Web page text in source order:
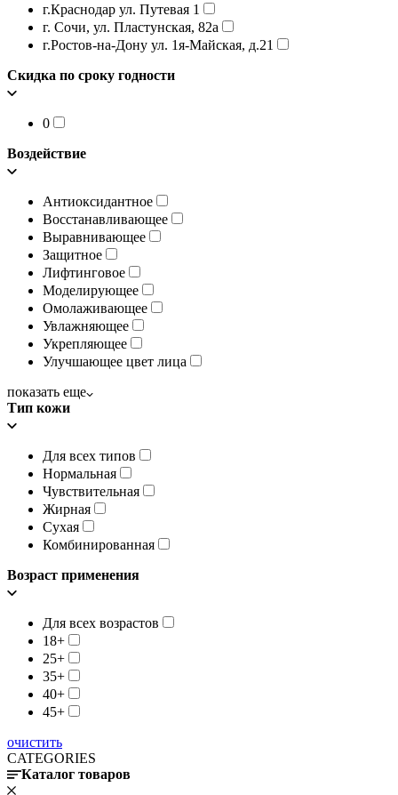
г.Краснодар ул. Путевая 1
г. Сочи, ул. Пластунская, 82а
г.Ростов-на-Дону ул. 1я-Майская, д.21
Скидка по сроку годности
0
Воздействие
Антиоксидантное
Восстанавливающее
Выравнивающее
Защитное
Лифтинговое
Моделирующее
Омолаживающее
Увлажняющее
Укрепляющее
Улучшающее цвет лица
показать еще
Тип кожи
Для всех типов
Нормальная
Чувствительная
Жирная
Сухая
Комбинированная
Возраст применения
Для всех возрастов
18+
25+
35+
40+
45+
очистить
CATEGORIES
Каталог товаров